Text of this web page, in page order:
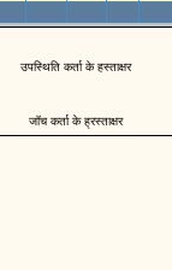
उपस्थिति कर्ता के हस्ताक्षर
जॉच कर्ता के ह्रस्ताक्षर